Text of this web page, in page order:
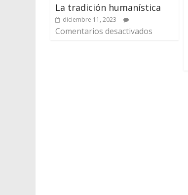
La tradición humanística
diciembre 11, 2023
Comentarios desactivados